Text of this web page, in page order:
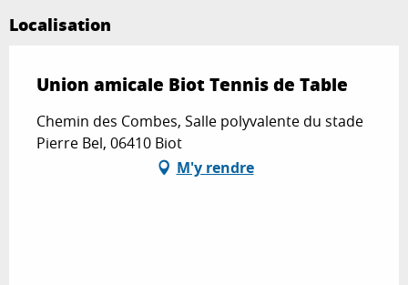
Localisation
Union amicale Biot Tennis de Table
Chemin des Combes, Salle polyvalente du stade
Pierre Bel, 06410 Biot
M'y rendre